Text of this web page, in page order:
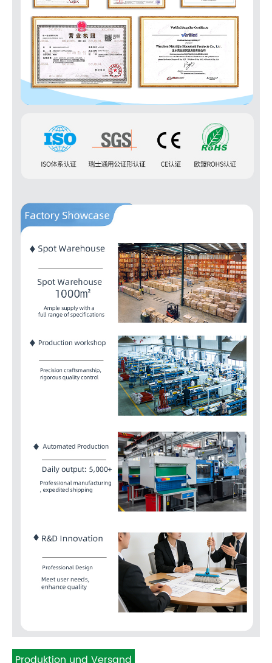
Produktion und Versand